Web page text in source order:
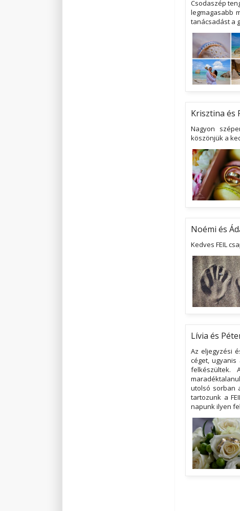
Csodaszép
legmagasabb
tanácsadást a
Krisztina és
Nagyon
köszönjük a
Noémi és
Kedves FEIL
Lívia és
Az eljegyzési
céget,
felkészültek.
utolsó sorban
tartozunk a
napunk ilyen